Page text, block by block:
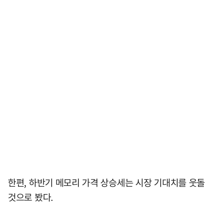
한편, 하반기 메모리 가격 상승세는 시장 기대치를 웃돌
것으로 봤다.